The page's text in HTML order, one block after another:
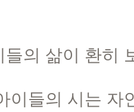
들의 삶이 환히
이들의 시는 자